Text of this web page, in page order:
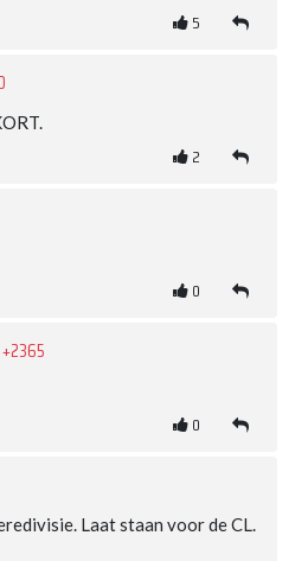
5
2
0
+2365
0
Laat staan voor de CL.